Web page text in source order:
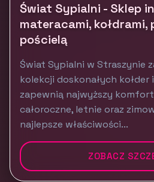
Świat Sypialni - Sklep
materacami, kołdrami,
pościelą
Świat Sypialni w Straszynie
kolekcji doskonałych
zapewnią najwyższy komfort
całoroczne, letnie oraz
najlepsze właściwości...
ZOBACZ